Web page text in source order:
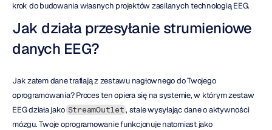
krok do budowania własnych projektów zasilanych technologią EEG.
Jak działa przesyłanie strumieniowe
danych EEG?
Jak zatem dane trafiają z zestawu nagłownego do Twojego
oprogramowania? Proces ten opiera się na systemie, w którym zestaw
EEG działa jako StreamOutlet , stale wysyłając dane o aktywności
mózgu. Twoje oprogramowanie funkcjonuje natomiast jako